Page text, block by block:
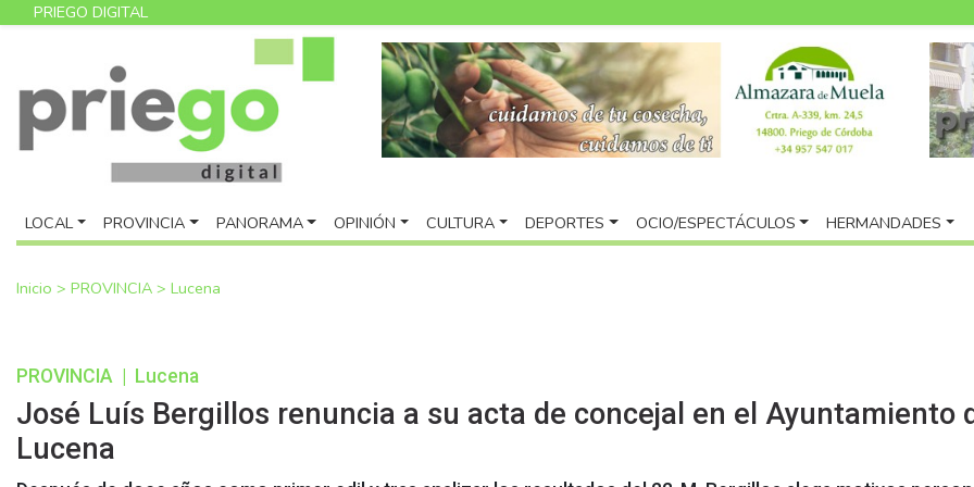
PRIEGO DIGITAL
LOCAL PROVINCIA PANORAMA OPINIÓN CULTURA DEPORTES OCIO/ESPECTÁCULOS HERMANDADES
Inicio > PROVINCIA > Lucena
PROVINCIA Lucena
José Luís Bergillos renuncia a su acta de concejal en el Ayuntamiento
Lucena